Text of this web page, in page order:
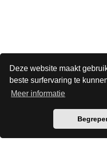
Deze website maakt
beste surfervaring te
Meer informatie